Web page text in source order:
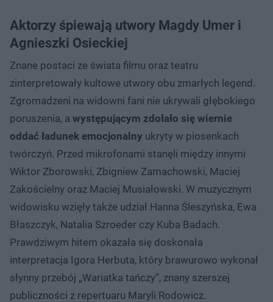
Aktorzy śpiewają utwory Magdy Umer i
Agnieszki Osieckiej
Znane postaci ze świata filmu oraz teatru
zinterpretowały kultowe utwory obu zmarłych legend.
Zgromadzeni na widowni fani nie ukrywali głębokiego
poruszenia, a występującym zdołało się wiernie
oddać ładunek emocjonalny ukryty w piosenkach
twórczyń. Przed mikrofonami stanęli między innymi
Wiktor Zborowski, Zbigniew Zamachowski, Maciej
Zakościelny oraz Maciej Musiałowski. W muzycznym
widowisku wzięły także udział Hanna Śleszyńska, Ewa
Błaszczyk, Natalia Szroeder czy Kuba Badach.
Prawdziwym hitem okazała się doskonała
interpretacja Igora Herbuta, który brawurowo wykonał
słynny przebój „Wariatka tańczy”, znany szerszej
publiczności z repertuaru Maryli Rodowicz.